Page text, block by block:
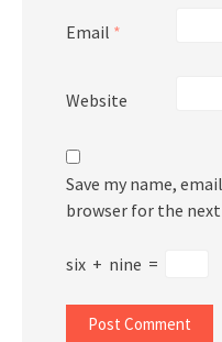
Email *
Website
Save my name,
browser for the
six + nine =